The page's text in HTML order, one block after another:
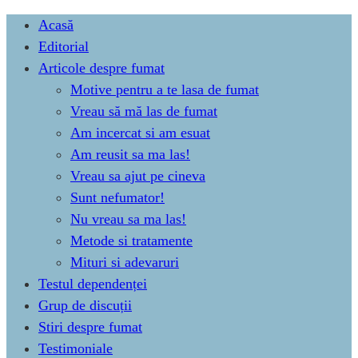
Skip
content
Acasă
Editorial
Articole despre fumat
Motive pentru a te lasa de fumat
Vreau să mă las de fumat
Am incercat si am esuat
Am reusit sa ma las!
Vreau sa ajut pe cineva
Sunt nefumator!
Nu vreau sa ma las!
Metode si tratamente
Mituri si adevaruri
Testul dependenței
Grup de discuții
Stiri despre fumat
Testimoniale